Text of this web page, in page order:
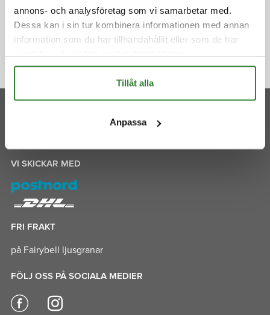
annons- och analysföretag som vi samarbetar med.
Dessa kan i sin tur kombinera informationen med annan
information som du har tillhandahållit eller som de har
Tillåt alla
Anpassa
VARUKORG
Inga produkter i varukorgen.
VI SKICKAR MED
FRI FRAKT
på Fairybell ljusgranar
FÖLJ OSS PÅ SOCIALA MEDIER